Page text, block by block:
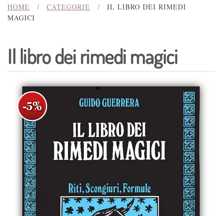
HOME CATEGORIE
IL LIBRO DEI RIMEDI
MAGICI
Il libro dei rimedi magici